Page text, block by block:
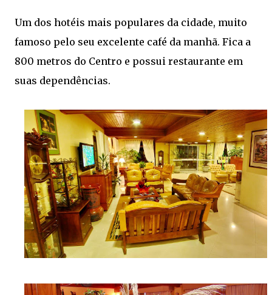
Um dos hotéis mais populares da cidade, muito
famoso pelo seu excelente café da manhã. Fica a
800 metros do Centro e possui restaurante em
suas dependências.